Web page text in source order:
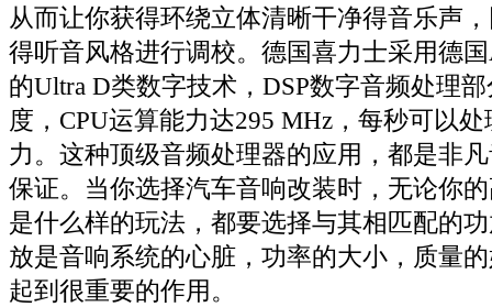
从而让你获得环绕立体清晰干净得音乐声
得听音风格进行调校。德国喜力士采用德
的Ultra D类数字技术，DSP数字音频处理
度，CPU运算能力达295 MHz，每秒可以
力。这种顶级音频处理器的应用，都是非
保证。当你选择汽车音响改装时，无论你
是什么样的玩法，都要选择与其相匹配的
放是音响系统的心脏，功率的大小，质量
起到很重要的作用。